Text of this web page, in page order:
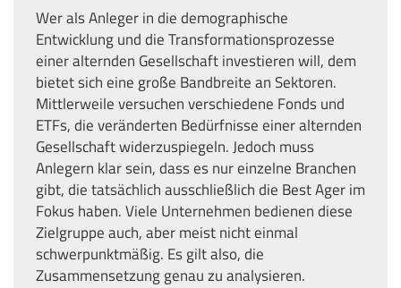
Wer als Anleger in die demographische
Entwicklung und die Transformationsprozesse
einer alternden Gesellschaft investieren will, dem
bietet sich eine große Bandbreite an Sektoren.
Mittlerweile versuchen verschiedene Fonds und
ETFs, die veränderten Bedürfnisse einer alternden
Gesellschaft widerzuspiegeln. Jedoch muss
Anlegern klar sein, dass es nur einzelne Branchen
gibt, die tatsächlich ausschließlich die Best Ager im
Fokus haben. Viele Unternehmen bedienen diese
Zielgruppe auch, aber meist nicht einmal
schwerpunktmäßig. Es gilt also, die
Zusammensetzung genau zu analysieren.